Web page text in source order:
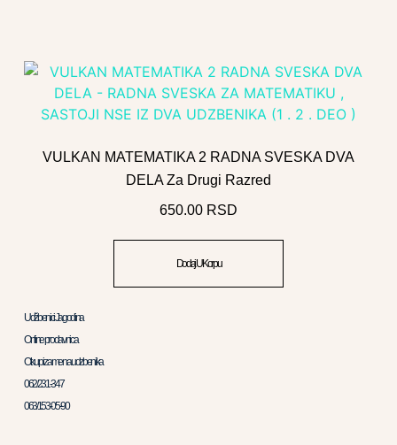
VULKAN MATEMATIKA 2 RADNA SVESKA DVA
DELA Za Drugi Razred
650.00 RSD
Dodaj U Korpu
Udžbenici Jagodina
Online prodavnica
Otkup i zamena udzbenika
062/231-347
063/153-05-90